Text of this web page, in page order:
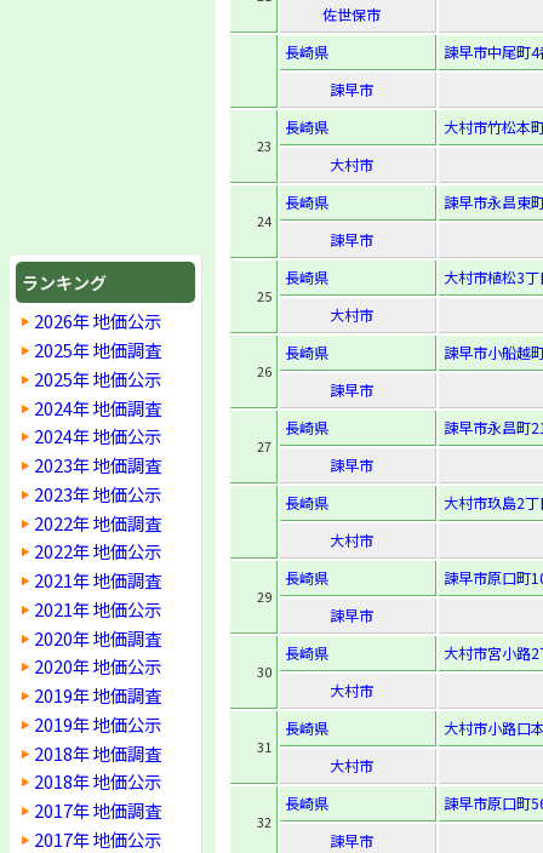
ランキング
2026年 地価公示
2025年 地価調査
2025年 地価公示
2024年 地価調査
2024年 地価公示
2023年 地価調査
2023年 地価公示
2022年 地価調査
2022年 地価公示
2021年 地価調査
2021年 地価公示
2020年 地価調査
2020年 地価公示
2019年 地価調査
2019年 地価公示
2018年 地価調査
2018年 地価公示
2017年 地価調査
2017年 地価公示
佐世保市
長崎県
諫早市中尾町
諫早市
23
長崎県
大村市竹松本
大村市
24
長崎県
諫早市永昌東
諫早市
25
長崎県
大村市植松3
大村市
26
長崎県
諫早市小船越
諫早市
27
長崎県
諫早市永昌町
諫早市
長崎県
大村市玖島2
大村市
29
長崎県
諫早市原口町
諫早市
30
長崎県
大村市宮小路
大村市
31
長崎県
大村市小路口
大村市
32
長崎県
諫早市原口町
諫早市